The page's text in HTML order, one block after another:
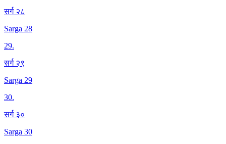
सर्ग २८
Sarga 28
29.
सर्ग २९
Sarga 29
30.
सर्ग ३०
Sarga 30